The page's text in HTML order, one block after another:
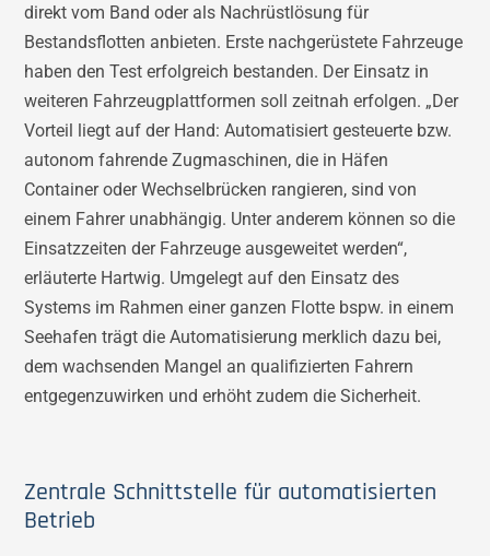
direkt vom Band oder als Nachrüstlösung für
Bestandsflotten anbieten. Erste nachgerüstete Fahrzeuge
haben den Test erfolgreich bestanden. Der Einsatz in
weiteren Fahrzeugplattformen soll zeitnah erfolgen. „Der
Vorteil liegt auf der Hand: Automatisiert gesteuerte bzw.
autonom fahrende Zugmaschinen, die in Häfen
Container oder Wechselbrücken rangieren, sind von
einem Fahrer unabhängig. Unter anderem können so die
Einsatzzeiten der Fahrzeuge ausgeweitet werden“,
erläuterte Hartwig. Umgelegt auf den Einsatz des
Systems im Rahmen einer ganzen Flotte bspw. in einem
Seehafen trägt die Automatisierung merklich dazu bei,
dem wachsenden Mangel an qualifizierten Fahrern
entgegenzuwirken und erhöht zudem die Sicherheit.
Zentrale Schnittstelle für automatisierten
Betrieb